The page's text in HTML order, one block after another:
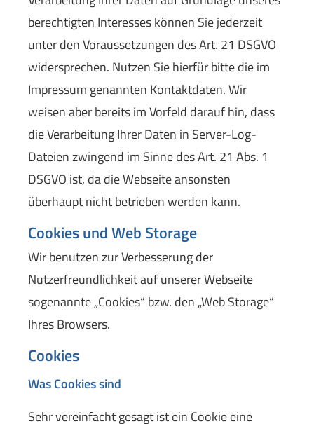
berechtigten Interesses können Sie jederzeit
unter den Voraussetzungen des Art. 21 DSGVO
widersprechen. Nutzen Sie hierfür bitte die im
Impressum genannten Kontaktdaten. Wir
weisen aber bereits im Vorfeld darauf hin, dass
die Verarbeitung Ihrer Daten in Server-Log-
Dateien zwingend im Sinne des Art. 21 Abs. 1
DSGVO ist, da die Webseite ansonsten
überhaupt nicht betrieben werden kann.
Cookies und Web Storage
Wir benutzen zur Verbesserung der
Nutzerfreundlichkeit auf unserer Webseite
sogenannte „Cookies“ bzw. den „Web Storage“
Ihres Browsers.
Cookies
Was Cookies sind
Sehr vereinfacht gesagt ist ein Cookie eine